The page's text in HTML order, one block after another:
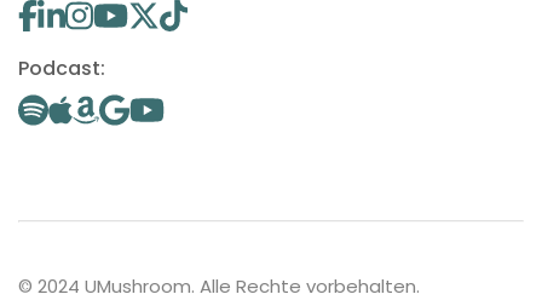
Podcast:
© 2024 UMushroom. Alle Rechte vorbehalten.